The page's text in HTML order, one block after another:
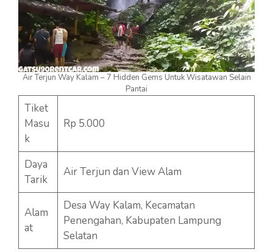
Air Terjun Way Kalam – 7 Hidden Gems Untuk Wisatawan Selain
Pantai
Tiket
Masu
k
Rp 5.000
Daya
Tarik
Air Terjun dan View Alam
Alam
at
Desa Way Kalam, Kecamatan
Penengahan, Kabupaten Lampung
Selatan